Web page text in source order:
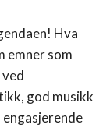
Hva
emner som
god musikk